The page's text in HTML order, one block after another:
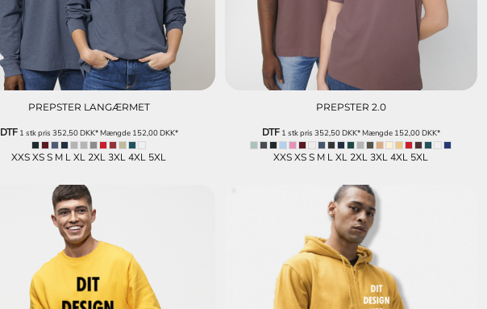
PREPSTER LANGÆRMET
DTF1 stk pris 352,50DKK*Mængde 152,00DKK*
XXS XS S M L XL 2XL 3XL 4XL 5XL
PREPSTER 2.0
DTF1 stk pris 352,50DKK*Mængde 152,00DKK*
XXS XS S M L XL 2XL 3XL 4XL 5XL